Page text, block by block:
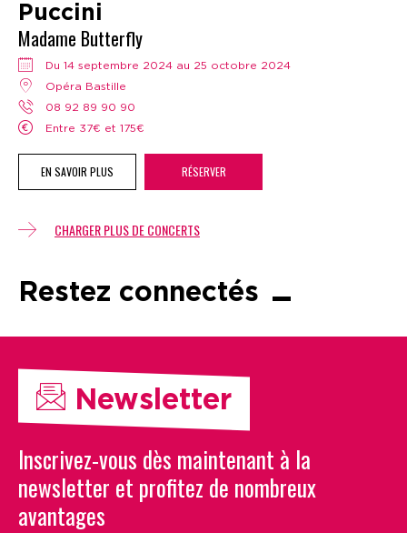
Puccini
Madame Butterfly
Du 14 septembre 2024 au 25 octobre 2024
Opéra Bastille
08 92 89 90 90
Entre 37€ et 175€
EN SAVOIR PLUS RÉSERVER
CHARGER PLUS DE CONCERTS
Restez connectés
Newsletter
Inscrivez-vous dès maintenant à la
newsletter et profitez de nombreux
avantages